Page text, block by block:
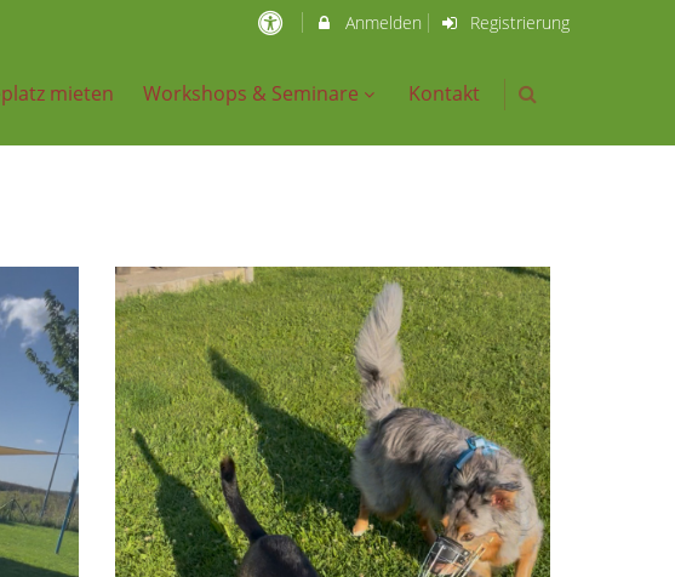
Anmelden Registrierung
mieten Workshops & Seminare Kontakt